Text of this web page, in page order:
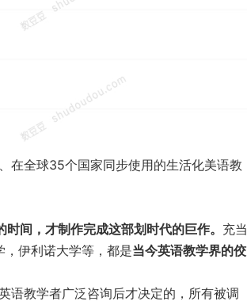
在全球35个国家同步使用的生活化美语教
间，才制作完成这部划时代的巨作。 充当
伊利诺大学等，都是当今英语教学界的佼
语教学者广泛咨询后才决定的，所有被调